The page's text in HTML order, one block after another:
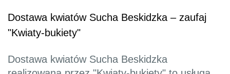
Dostawa kwiatów Sucha Beskidzka – zaufaj
"Kwiaty-bukiety"
Dostawa kwiatów Sucha Beskidzka